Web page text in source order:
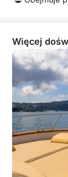
Więcej